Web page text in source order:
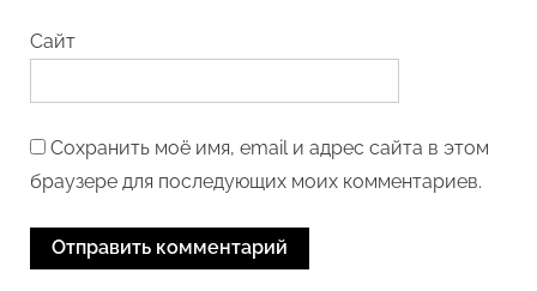
Сайт
Сохранить моё имя, email и адрес сайта в этом
браузере для последующих моих комментариев.